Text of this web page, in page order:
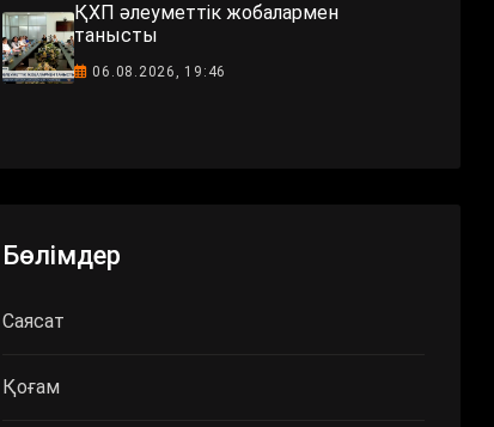
ҚХП әлеуметтік жобалармен
танысты
06.08.2026, 19:46
Бөлімдер
Саясат
Қоғам